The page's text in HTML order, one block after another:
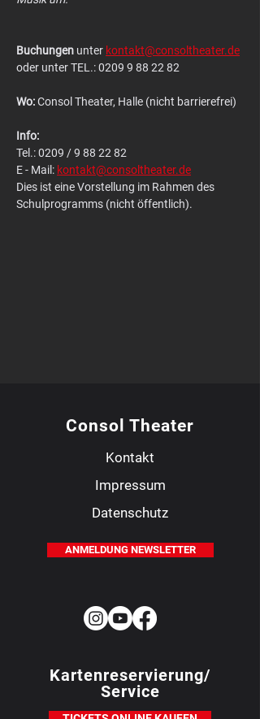
Buchungen unter kontakt@consoltheater.de
oder unter TEL.: 0209 9 88 22 82
Wo: Consol Theater, Halle (nicht barrierefrei)
Info:
Tel.: 0209 / 9 88 22 82
E - Mail: kontakt@consoltheater.de
Dies ist eine Vorstellung im Rahmen des
Schulprogramms (nicht öffentlich).
Consol Theater
Kontakt
Impressum
Datenschutz
ANMELDUNG NEWSLETTER
Kartenreservierung/
Service